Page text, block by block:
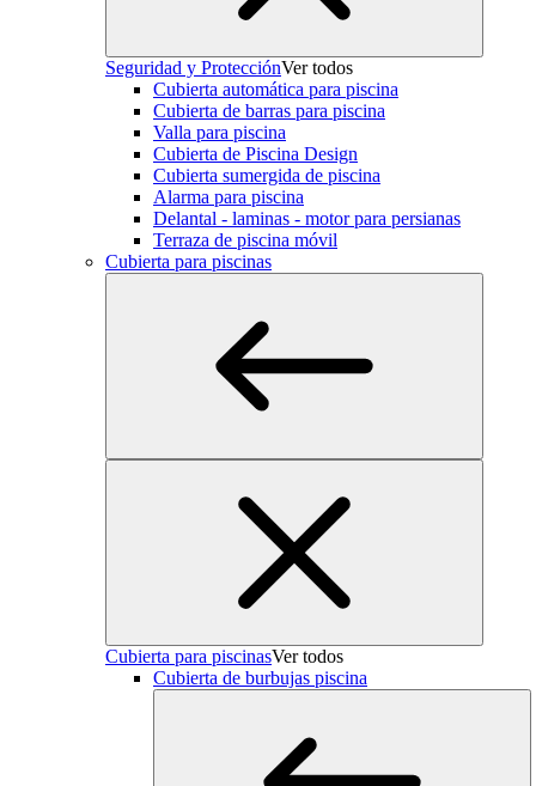
Seguridad y ProtecciónVer todos
Cubierta automática para piscina
Cubierta de barras para piscina
Valla para piscina
Cubierta de Piscina Design
Cubierta sumergida de piscina
Alarma para piscina
Delantal - laminas - motor para persianas
Terraza de piscina móvil
Cubierta para piscinas
Cubierta para piscinasVer todos
Cubierta de burbujas piscina